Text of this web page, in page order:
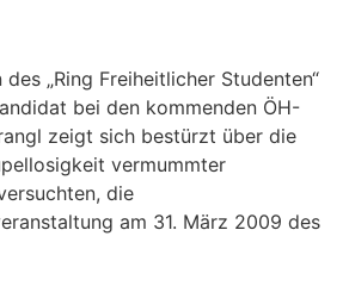
„Ring Freiheitlicher Studenten“
bei den kommenden ÖH-
zeigt sich bestürzt über die
vermummter
die
am 31. März 2009 des